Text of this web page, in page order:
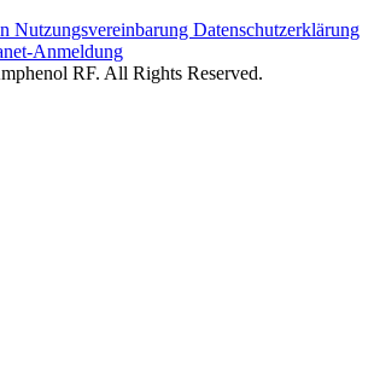
Nutzungsvereinbarung Datenschutzerklärung
Anmeldung
RF. All Rights Reserved.